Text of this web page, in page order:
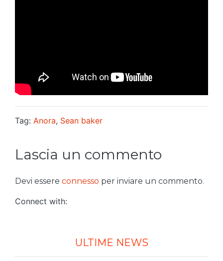
Tag: Anora, Sean baker
Lascia un commento
Devi essere connesso per inviare un commento.
Connect with:
ULTIME NEWS